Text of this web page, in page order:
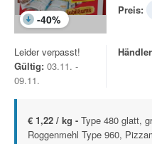
-40%
Preis:
Leider verpasst!
Gültig: 03.11. -
09.11.
€ 1,22 / kg - Type 480 glatt,
Roggenmehl Type 960,